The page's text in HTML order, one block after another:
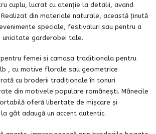
cuplu, lucrat cu atenție la detalii, avand
din materiale naturale, această ținută
speciale, festivaluri sau pentru a
unicitate garderobei tale.
femei si camasa traditionala pentru
, cu motive florale sau geometrice
cu broderii tradiționale în tonuri
din motivele populare românești. Mânecile
oferă libertate de mișcare și
gât adaugă un accent autentic.